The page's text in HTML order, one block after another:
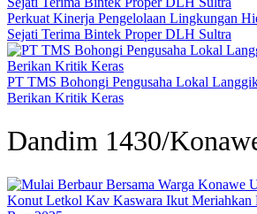
Perkuat Kinerja Pengelolaan Lingkungan
Sejati Terima Bintek Proper DLH Sultra
PT TMS Bohongi Pengusaha Lokal
Berikan Kritik Keras
Dandim 1430/